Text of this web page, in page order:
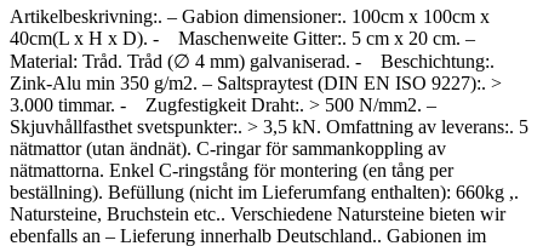
Artikelbeskrivning:. – Gabion dimensioner:. 100cm x 100cm x
40cm(L x H x D). - Maschenweite Gitter:. 5 cm x 20 cm. –
Material: Tråd. Tråd (∅ 4 mm) galvaniserad. - Beschichtung:.
Zink-Alu min 350 g/m2. – Saltspraytest (DIN EN ISO 9227):. >
3.000 timmar. - Zugfestigkeit Draht:. > 500 N/mm2. –
Skjuvhållfasthet svetspunkter:. > 3,5 kN. Omfattning av leverans:. 5
nätmattor (utan ändnät). C-ringar för sammankoppling av
nätmattorna. Enkel C-ringstång för montering (en tång per
beställning). Befüllung (nicht im Lieferumfang enthalten): 660kg ,.
Natursteine, Bruchstein etc.. Verschiedene Natursteine bieten wir
ebenfalls an – Lieferung innerhalb Deutschland.. Gabionen im